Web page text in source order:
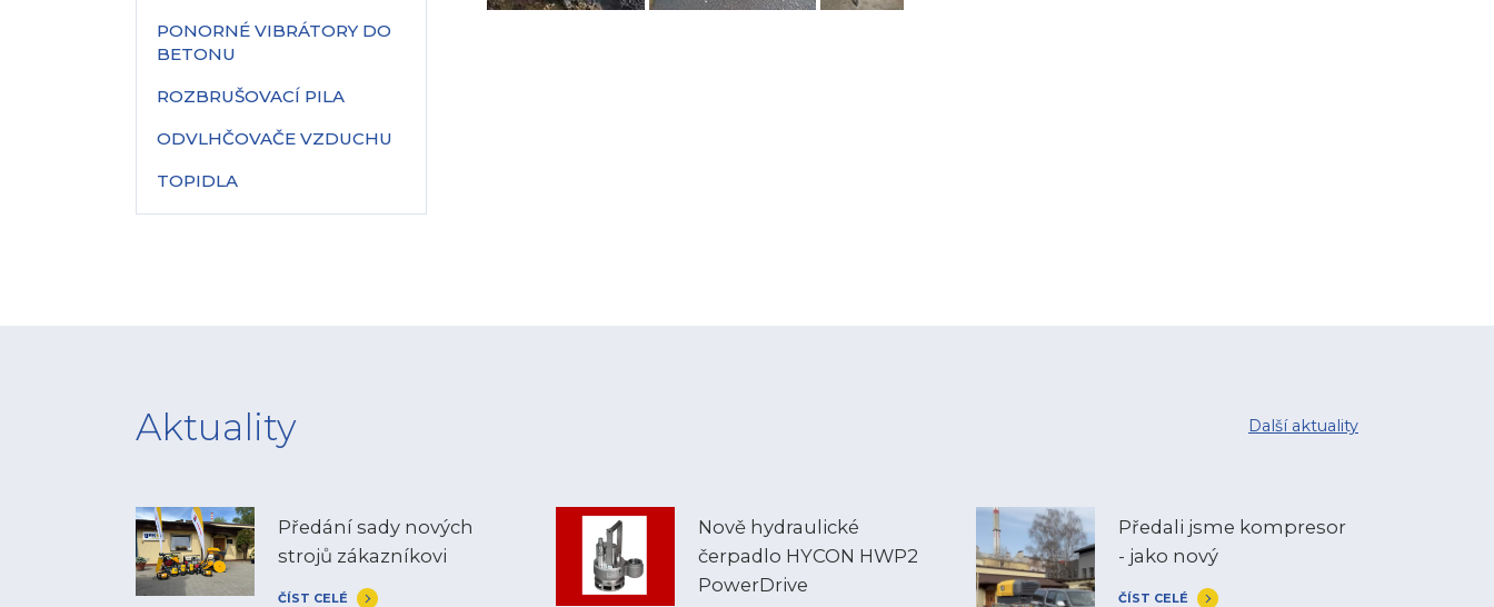
PONORNÉ VIBRÁTORY DO
BETONU
ROZBRUŠOVACÍ PILA
ODVLHČOVAČE VZDUCHU
TOPIDLA
Další aktuality
Aktuality
Předání sady nových
strojů zákazníkovi
ČÍST CELÉ
Nově hydraulické
čerpadlo HYCON HWP2
PowerDrive
Předali jsme kompresor
- jako nový
ČÍST CELÉ